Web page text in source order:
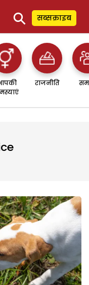
⚲ सब्सक्राइब
राजनीति